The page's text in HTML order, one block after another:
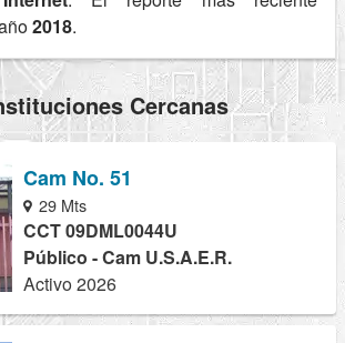
2018.
Cercanas
Cam No. 51
29 Mts
CCT 09DML0044U
Público - Cam U.S.A.E.R.
Activo 2026